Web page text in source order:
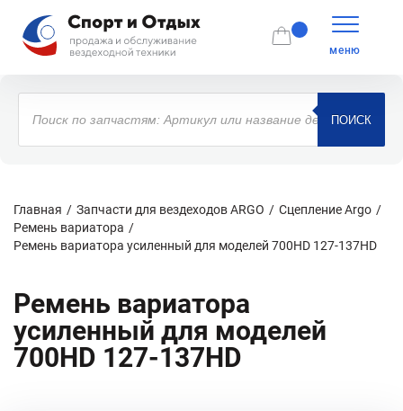
меню
Поиск
товаров
ПОИСК
Главная Запчасти для вездеходов ARGO
Сцепление Argo
Ремень вариатора
Ремень вариатора усиленный для моделей 700HD 127-137HD
Ремень вариатора
усиленный для моделей
700HD 127-137HD